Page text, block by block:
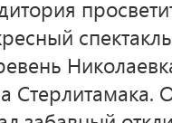
Стерлитамака.